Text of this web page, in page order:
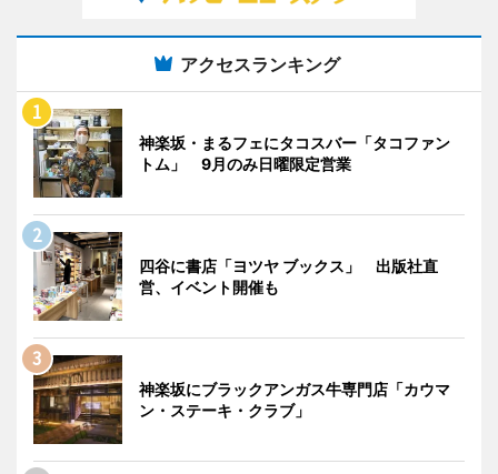
アクセスランキング
神楽坂・まるフェにタコスバー「タコファン
トム」 9月のみ日曜限定営業
四谷に書店「ヨツヤ ブックス」 出版社直
営、イベント開催も
神楽坂にブラックアンガス牛専門店「カウマ
ン・ステーキ・クラブ」